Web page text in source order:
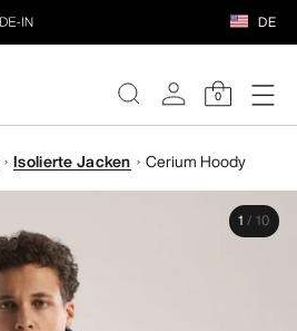
DE
0
Isolierte Jacken Cerium Hoody
1 / 10